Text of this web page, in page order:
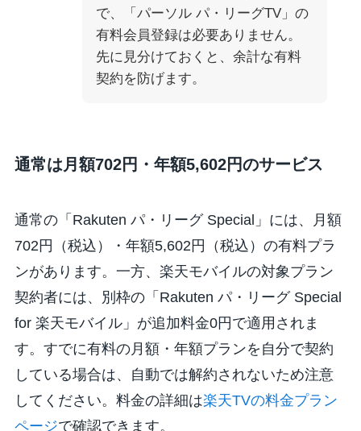
で、「パーソル パ・リーグTV」の
有料会員登録は必要ありません。
先に見分けておくと、余計な有料
契約を防げます。
通常は月額702円・年額5,602円のサービス
通常の「Rakuten パ・リーグ Special」には、月額
702円（税込）・年額5,602円（税込）の有料プラ
ンがあります。一方、楽天モバイルの対象プラン
契約者には、別枠の「Rakuten パ・リーグ Special
for 楽天モバイル」が追加料金0円で適用されま
す。すでに有料の月額・年額プランを自分で契約
している場合は、自動では解約されないため注意
してください。料金の詳細は楽天TVの料金プラン
ページで確認できます。